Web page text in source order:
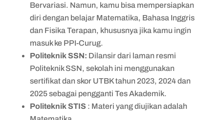
Bervariasi. Namun, kamu bisa mempersiapkan
diri dengan belajar Matematika, Bahasa Inggris
dan Fisika Terapan, khususnya jika kamu ingin
masuk ke PPI-Curug.
Politeknik SSN: Dilansir dari laman resmi
Politeknik SSN, sekolah ini menggunakan
sertifikat dan skor UTBK tahun 2023, 2024 dan
2025 sebagai pengganti Tes Akademik.
Politeknik STIS : Materi yang diujikan adalah